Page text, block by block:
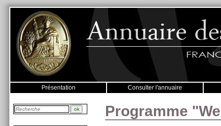
Présentation Consulter l'annuaire
Programme